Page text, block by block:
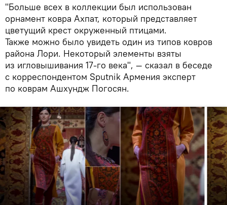
"Больше всех в коллекции был использован
орнамент ковра Ахпат, который представляет
цветущий крест окруженный птицами.
Также можно было увидеть один из типов ковров
района Лори. Некоторый элементы взяты
из игловышивания 17-го века", — сказал в беседе
с корреспондентом Sputnik Армения эксперт
по коврам Ашхундж Погосян.